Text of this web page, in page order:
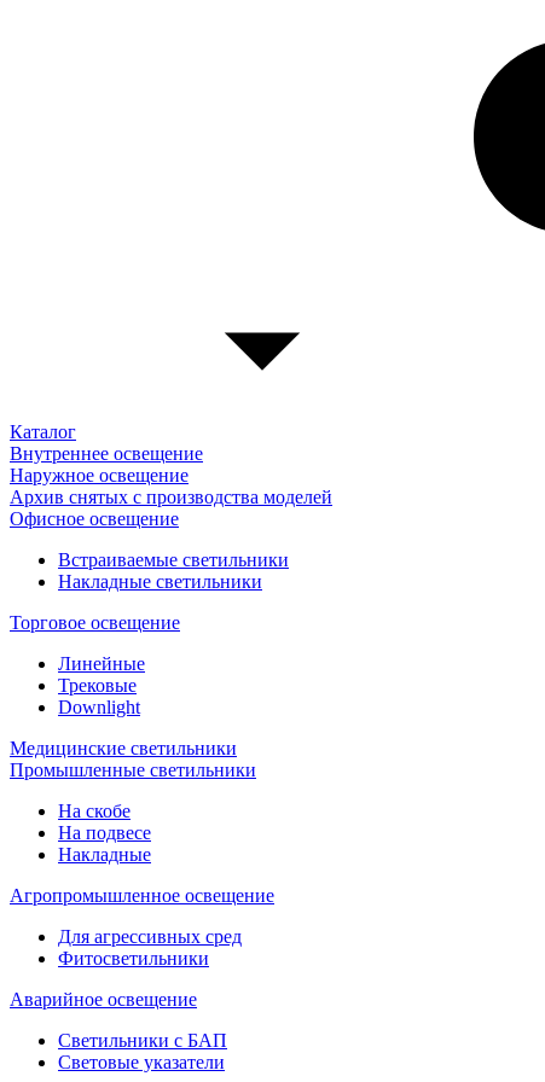
Каталог
Внутреннее освещение
Наружное освещение
Архив снятых с производства моделей
Офисное освещение
Встраиваемые светильники
Накладные светильники
Торговое освещение
Линейные
Трековые
Downlight
Медицинские светильники
Промышленные светильники
На скобе
На подвесе
Накладные
Агропромышленное освещение
Для агрессивных сред
Фитосветильники
Аварийное освещение
Светильники с БАП
Световые указатели